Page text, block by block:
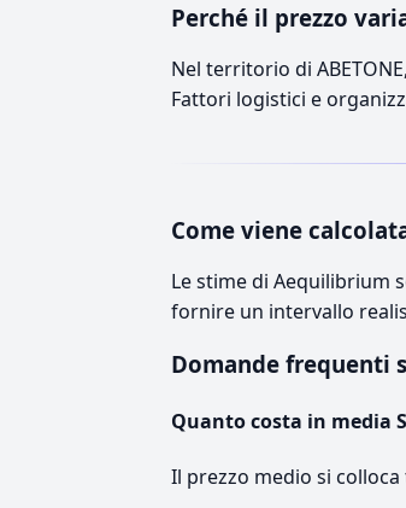
Perché il prezzo
Nel territorio di
Fattori logistici e
Come viene
Le stime di Aequilibrium
fornire un intervallo
Domande frequenti
Quanto costa in media
Il prezzo medio si